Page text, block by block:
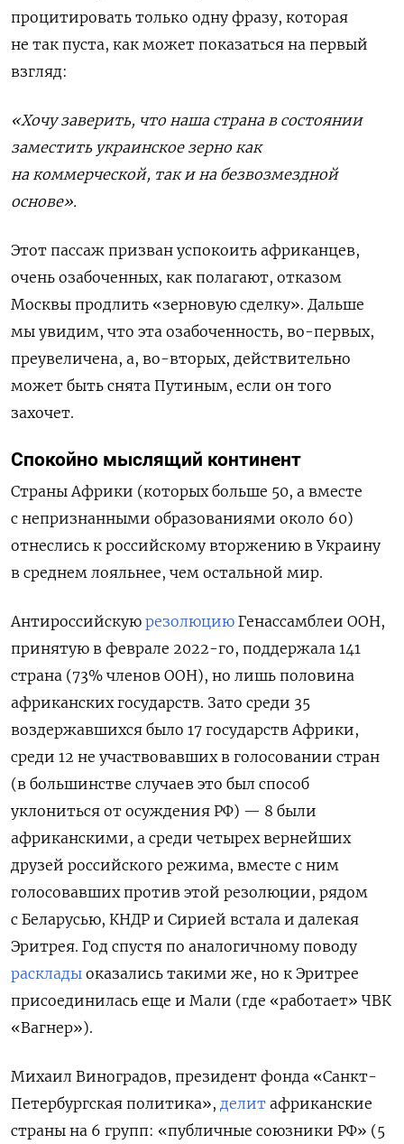
процитировать только одну фразу, которая
не так пуста, как может показаться на первый
взгляд:
«Хочу заверить, что наша страна в состоянии
заместить украинское зерно как
на коммерческой, так и на безвозмездной
основе».
Этот пассаж призван успокоить африканцев,
очень озабоченных, как полагают, отказом
Москвы продлить «зерновую сделку». Дальше
мы увидим, что эта озабоченность, во-первых,
преувеличена, а, во-вторых, действительно
может быть снята Путиным, если он того
захочет.
Спокойно мыслящий континент
Страны Африки (которых больше 50, а вместе
с непризнанными образованиями около 60)
отнеслись к российскому вторжению в Украину
в среднем лояльнее, чем остальной мир.
Антироссийскую резолюцию Генассамблеи ООН,
принятую в феврале 2022-го, поддержала 141
страна (73% членов ООН), но лишь половина
африканских государств. Зато среди 35
воздержавшихся было 17 государств Африки,
среди 12 не участвовавших в голосовании стран
(в большинстве случаев это был способ
уклониться от осуждения РФ) — 8 были
африканскими, а среди четырех вернейших
друзей российского режима, вместе с ним
голосовавших против этой резолюции, рядом
с Беларусью, КНДР и Сирией встала и далекая
Эритрея. Год спустя по аналогичному поводу
расклады оказались такими же, но к Эритрее
присоединилась еще и Мали (где «работает» ЧВК
«Вагнер»).
Михаил Виноградов, президент фонда «Санкт-
Петербургская политика», делит африканские
страны на 6 групп: «публичные союзники РФ» (5